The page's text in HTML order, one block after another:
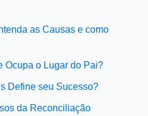
as Causas e como
Ocupa o Lugar do Pai?
Define seu Sucesso?
da Reconciliação